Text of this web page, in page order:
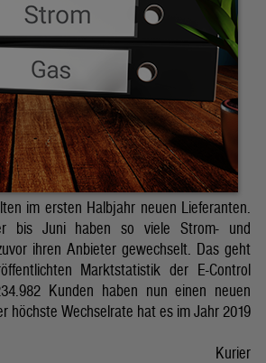
im ersten Halbjahr neuen Lieferanten.
bis Juni haben so viele Strom- und
ihren Anbieter gewechselt. Das geht
Marktstatistik der E-Control
Kunden haben nun einen neuen
höchste Wechselrate hat es im Jahr 2019
Kurier